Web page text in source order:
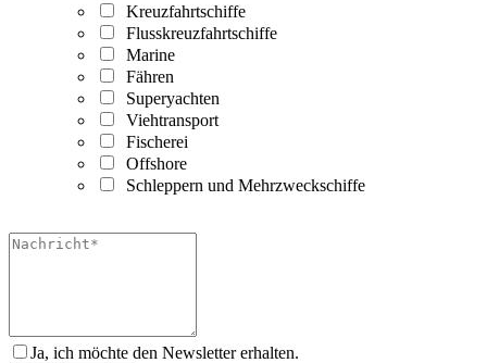
Kreuzfahrtschiffe
Flusskreuzfahrtschiffe
Marine
Fähren
Superyachten
Viehtransport
Fischerei
Offshore
Schleppern und Mehrzweckschiffe
Ja, ich möchte den Newsletter erhalten.